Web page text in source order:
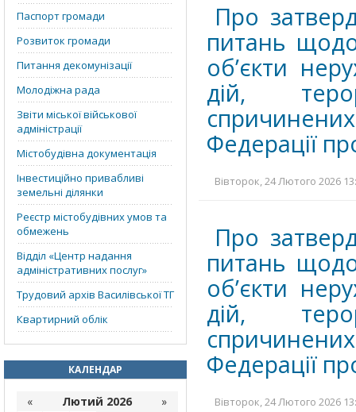
Паспорт громади
Розвиток громади
Питання декомунізації
Молодіжна рада
Звіти міської військової
адміністрації
Містобудівна документація
Інвестиційно привабливі
земельні ділянки
Реєстр містобудівних умов та
обмежень
Відділ «‎Центр надання
адміністративних послуг»
Трудовий архів Василівської ТГ
Квартирний облік
КАЛЕНДАР
« Лютий 2026 »
Про
питань
об’єкти
дій,
Федерації
Вівторок, 24 Лютого 2026
Про
питань
об’єкти
дій,
Федерації
Вівторок, 24 Лютого 2026